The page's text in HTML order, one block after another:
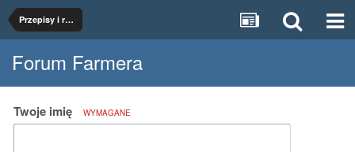
Przepisy i regulacje
Forum Farmera
Twoje imię WYMAGANE